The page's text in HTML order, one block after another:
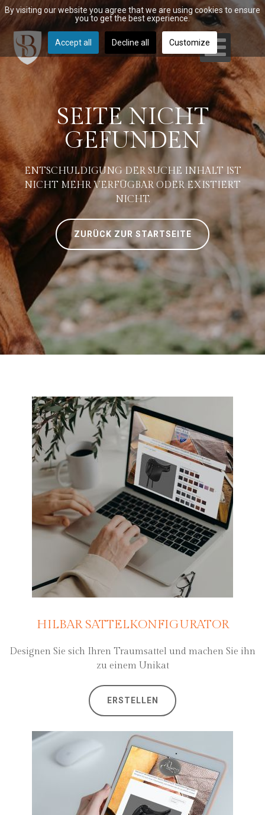
SEITE NICHT
GEFUNDEN
ENTSCHULDIGUNG DER SUCHE INHALT IST
NICHT MEHR VERFÜGBAR ODER EXISTIERT
NICHT.
ZURÜCK ZUR STARTSEITE
HILBAR SATTELKONFIGURATOR
Designen Sie sich Ihren Traumsattel und machen Sie ihn
zu einem Unikat
ERSTELLEN
By visiting our website you agree that we are using cookies to ensure
you to get the best experience.
Accept all Decline all Customize